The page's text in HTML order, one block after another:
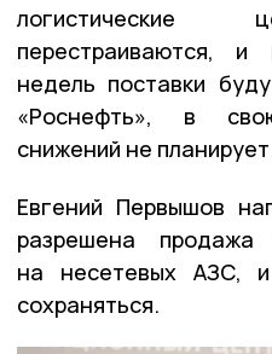
логистические
перестраиваются,
недель поставки
«Роснефть», в
снижений не
Евгений Первышов
разрешена
на несетевых АЗС,
сохраняться.